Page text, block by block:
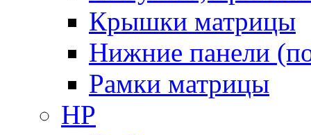
Крышки матрицы
Нижние панели
Рамки матрицы
HP